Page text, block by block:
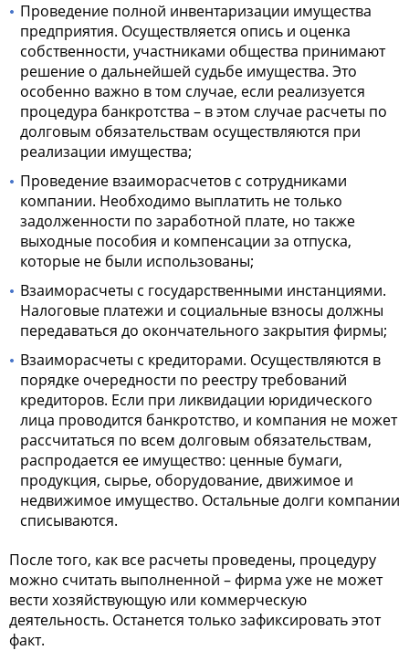
Проведение полной инвентаризации имущества
предприятия. Осуществляется опись и оценка
собственности, участниками общества принимают
решение о дальнейшей судьбе имущества. Это
особенно важно в том случае, если реализуется
процедура банкротства – в этом случае расчеты по
долговым обязательствам осуществляются при
реализации имущества;
Проведение взаиморасчетов с сотрудниками
компании. Необходимо выплатить не только
задолженности по заработной плате, но также
выходные пособия и компенсации за отпуска,
которые не были использованы;
Взаиморасчеты с государственными инстанциями.
Налоговые платежи и социальные взносы должны
передаваться до окончательного закрытия фирмы;
Взаиморасчеты с кредиторами. Осуществляются в
порядке очередности по реестру требований
кредиторов. Если при ликвидации юридического
лица проводится банкротство, и компания не может
рассчитаться по всем долговым обязательствам,
распродается ее имущество: ценные бумаги,
продукция, сырье, оборудование, движимое и
недвижимое имущество. Остальные долги компании
списываются.
После того, как все расчеты проведены, процедуру
можно считать выполненной – фирма уже не может
вести хозяйствующую или коммерческую
деятельность. Останется только зафиксировать этот
факт.